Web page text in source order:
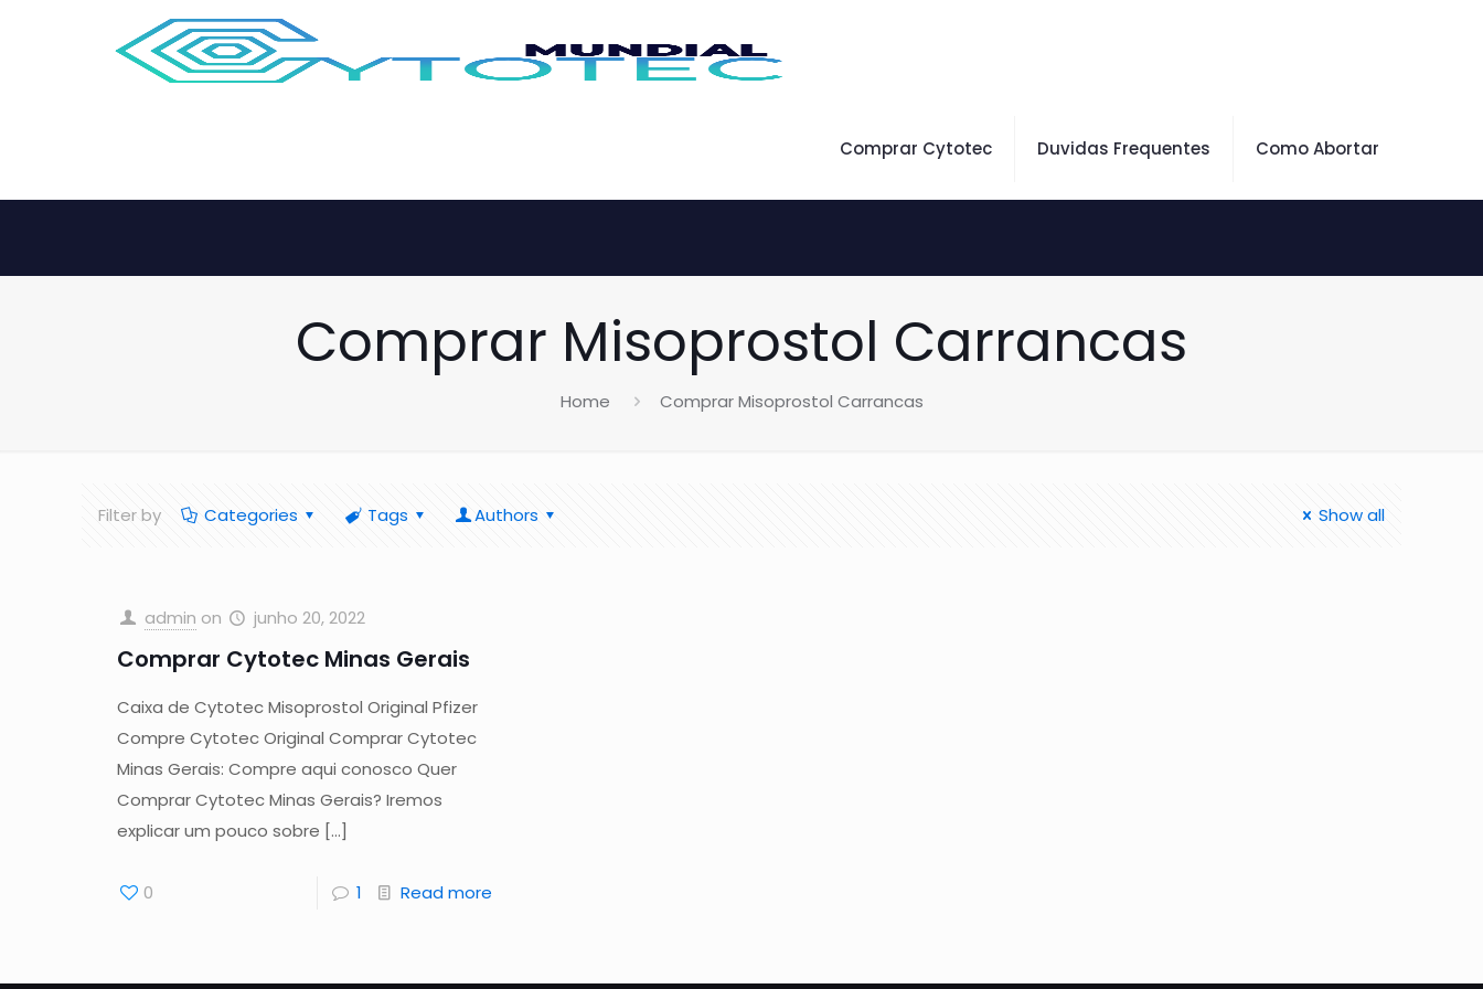
Comprar Cytotec Duvidas Frequentes Como Abortar
Comprar Misoprostol Carrancas
Home Comprar Misoprostol Carrancas
Filter by Categories Tags Authors Show all
admin on junho 20, 2022
Comprar Cytotec Minas Gerais
Caixa de Cytotec Misoprostol Original Pfizer
Compre Cytotec Original Comprar Cytotec
Minas Gerais: Compre aqui conosco Quer
Comprar Cytotec Minas Gerais? Iremos
explicar um pouco sobre […]
0 1 Read more